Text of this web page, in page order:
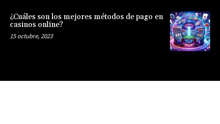
¿Cuáles son los mejores métodos de pago en
casinos online?
15 octubre, 2023